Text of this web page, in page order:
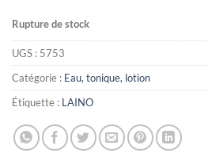
Rupture de stock
UGS : 5753
Catégorie : Eau, tonique, lotion
Étiquette : LAINO